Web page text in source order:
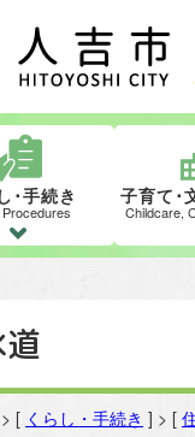
･手続き 子育て･
Childcare,
[ くらし・手続き ] > [